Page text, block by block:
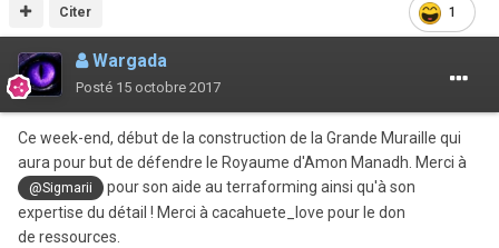
1
Citer
Wargada
Posté 15 octobre 2017
Ce week-end, début de la construction de la Grande Muraille qui
aura pour but de défendre le Royaume d'Amon Manadh. Merci à
@Sigmarii
pour son aide au terraforming ainsi qu'à son
expertise du détail ! Merci à cacahuete_love pour le don
de ressources.